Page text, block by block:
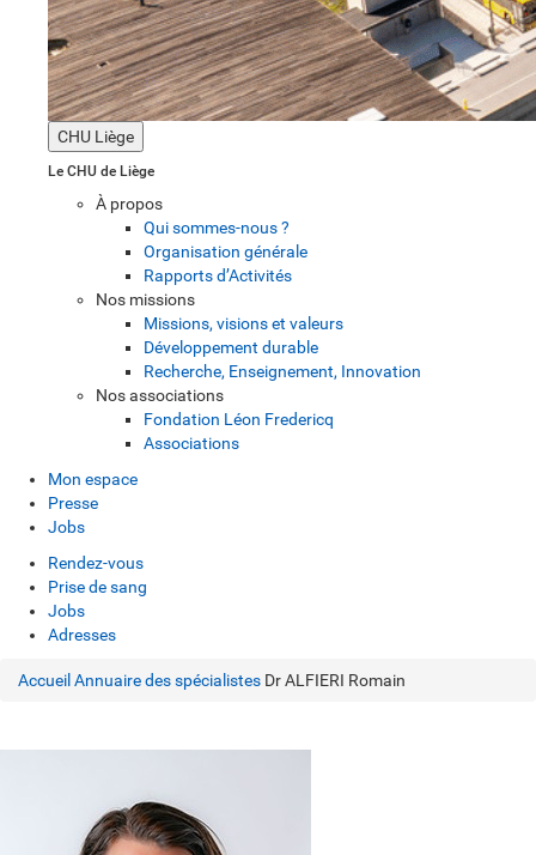
CHU Liège
Le CHU de Liège
À propos
Qui sommes-nous ?
Organisation générale
Rapports d’Activités
Nos missions
Missions, visions et valeurs
Développement durable
Recherche, Enseignement, Innovation
Nos associations
Fondation Léon Fredericq
Associations
Mon espace
Presse
Jobs
Rendez-vous
Prise de sang
Jobs
Adresses
Accueil Annuaire des spécialistes Dr ALFIERI Romain